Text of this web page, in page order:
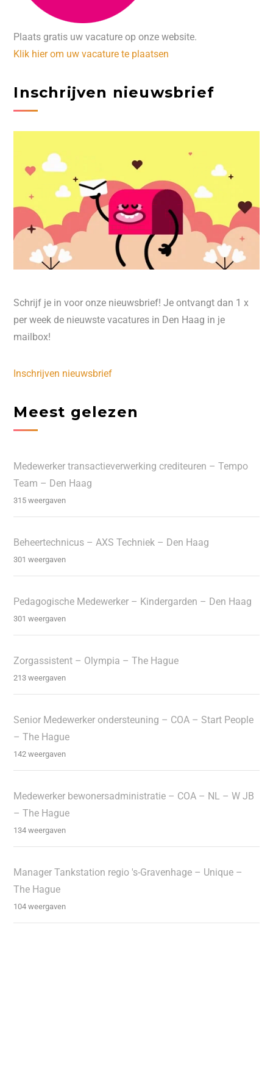
Plaats gratis uw vacature op onze website.
Klik hier om uw vacature te plaatsen
Inschrijven nieuwsbrief
Schrijf je in voor onze nieuwsbrief! Je ontvangt dan 1 x
per week de nieuwste vacatures in Den Haag in je
mailbox!
Inschrijven nieuwsbrief
Meest gelezen
Medewerker transactieverwerking crediteuren – Tempo
Team – Den Haag
315 weergaven
Beheertechnicus – AXS Techniek – Den Haag
301 weergaven
Pedagogische Medewerker – Kindergarden – Den Haag
301 weergaven
Zorgassistent – Olympia – The Hague
213 weergaven
Senior Medewerker ondersteuning – COA – Start People
– The Hague
142 weergaven
Medewerker bewonersadministratie – COA – NL – W JB
– The Hague
134 weergaven
Manager Tankstation regio 's-Gravenhage – Unique –
The Hague
104 weergaven